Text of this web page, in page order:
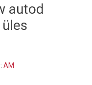
autod
AM